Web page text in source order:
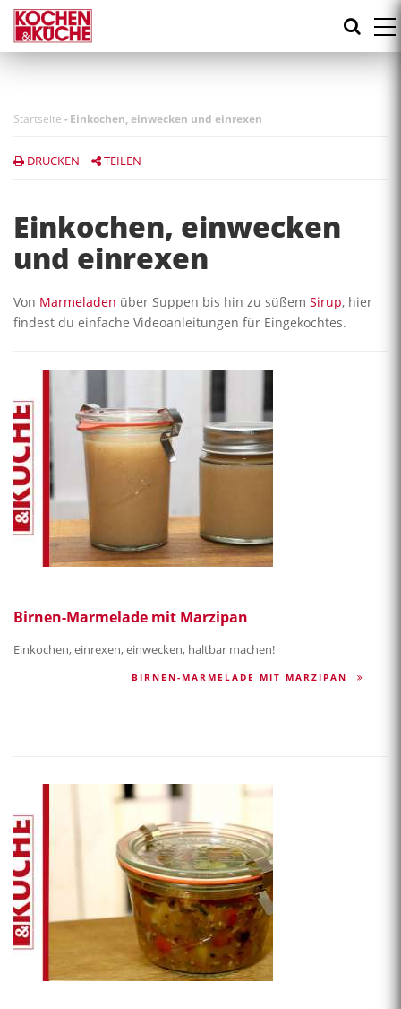
Direkt
zum
Inhalt
Startseite -Einkochen, einwecken und einrexen
DRUCKEN TEILEN
Einkochen, einwecken
und einrexen
Von Marmeladen über Suppen bis hin zu süßem Sirup, hier
findest du einfache Videoanleitungen für Eingekochtes.
Birnen-Marmelade mit Marzipan
Einkochen, einrexen, einwecken, haltbar machen!
BIRNEN-MARMELADE MIT MARZIPAN